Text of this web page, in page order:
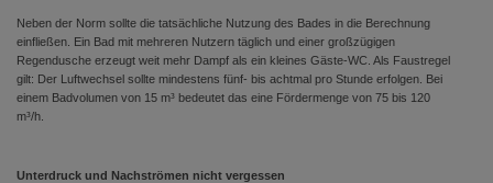
Neben der Norm sollte die tatsächliche Nutzung des Bades in die Berechnung
einfließen. Ein Bad mit mehreren Nutzern täglich und einer großzügigen
Regendusche erzeugt weit mehr Dampf als ein kleines Gäste-WC. Als Faustregel
gilt: Der Luftwechsel sollte mindestens fünf- bis achtmal pro Stunde erfolgen. Bei
einem Badvolumen von 15 m³ bedeutet das eine Fördermenge von 75 bis 120
m³/h.
Unterdruck und Nachströmen nicht vergessen